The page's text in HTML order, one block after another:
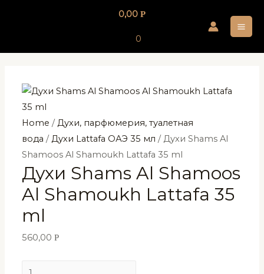
0,00 Р
0
Home /Духи, парфюмерия, туалетная
вода /Духи Lattafa ОАЭ 35 мл / Духи Shams Al
Shamoos Al Shamoukh Lattafa 35 ml
Духи Shams Al Shamoos
Al Shamoukh Lattafa 35
ml
560,00Р
Духи